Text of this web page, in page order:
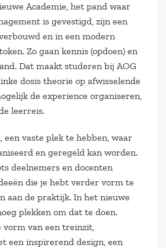
Academie, het pand waar
is gevestigd, zijn een
en in een modern
Zo gaan kennis (opdoen) en
Dat maakt studeren bij AOG
dosis theorie op afwisselende
de experience organiseren,
leerreis.
een vaste plek te hebben, waar
en geregeld kan worden.
deelnemers en docenten
die je hebt verder vorm te
aan de praktijk. In het nieuwe
plekken om dat te doen.
van een treinzit,
een inspirerend design, een